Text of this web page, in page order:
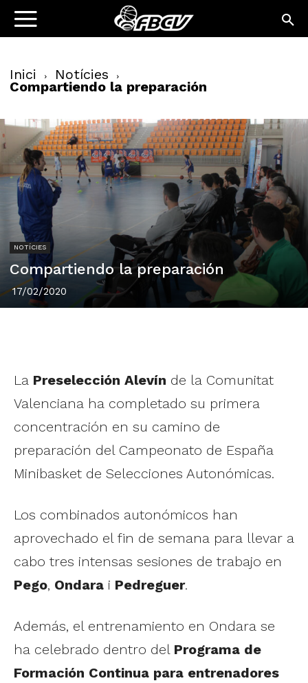
Inici Notícies
Compartiendo la preparación
NOTÍCIES
Compartiendo la preparación
17/02/2020
La Preselección Alevín de la Comunitat
Valenciana ha completado su primera
concentración en su camino de
preparación del Campeonato de España
Minibasket de Selecciones Autonómicas.
Los combinados autonómicos han
aprovechado el fin de semana para llevar a
cabo tres intensas sesiones de trabajo en
Pego, Ondara i Pedreguer.
Además, el entrenamiento en Ondara se
ha celebrado dentro del Programa de
Formación Continua para entrenadores